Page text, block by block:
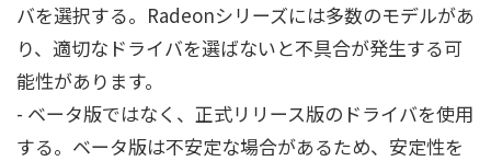
バを選択する。Radeonシリーズには多数のモデルがあ
り、適切なドライバを選ばないと不具合が発生する可
能性があります。
- ベータ版ではなく、正式リリース版のドライバを使用
する。ベータ版は不安定な場合があるため、安定性を